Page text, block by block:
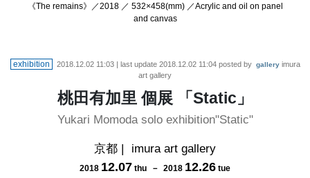
《The remains》／2018 ／ 532×458(mm) ／Acrylic and oil on panel
and canvas
exhibition 2018.12.02 11:03| last update 2018.12.02 11:04posted by gallery imura
art gallery
桃田有加里 個展 「Static」
Yukari Momoda solo exhibition"Static"
京都 | imura art gallery
2018 12.07 thu － 2018 12.26 tue